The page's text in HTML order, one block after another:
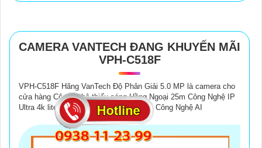
CAMERA VANTECH ĐANG KHUYẾN MÃI
VPH-C518F
VPH-C518F Hãng VanTech Độ Phân Giải 5.0 MP là camera cho
cửa hàng Công nghệ thiếu sáng Hồng Ngoại 25m Công Nghệ IP
Ultra 4k lite 4.0 MP Ứng dụng khả năng Công Nghệ AI